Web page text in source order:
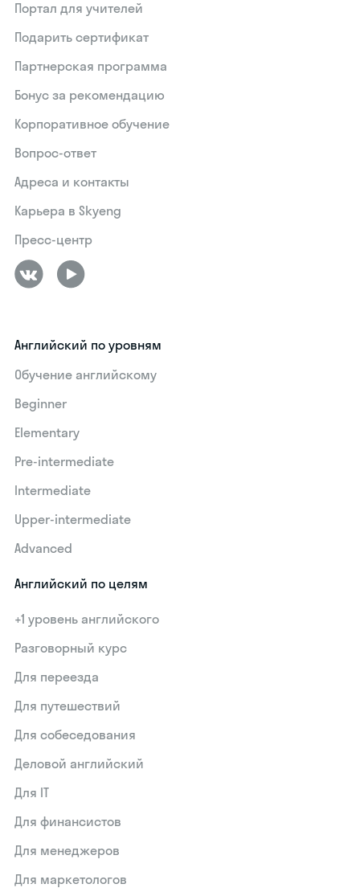
Портал для учителей
Подарить сертификат
Партнерская программа
Бонус за рекомендацию
Корпоративное обучение
Вопрос-ответ
Адреса и контакты
Карьера в Skyeng
Пресс-центр
Английский по уровням
Обучение английскому
Beginner
Elementary
Pre-intermediate
Intermediate
Upper-intermediate
Advanced
Английский по целям
+1 уровень английского
Разговорный курс
Для переезда
Для путешествий
Для собеседования
Деловой английский
Для IT
Для финансистов
Для менеджеров
Для маркетологов